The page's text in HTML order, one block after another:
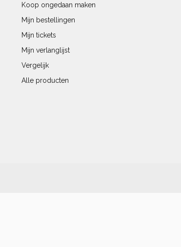
Koop ongedaan maken
Mijn bestellingen
Mijn tickets
Mijn verlanglijst
Vergelijk
Alle producten